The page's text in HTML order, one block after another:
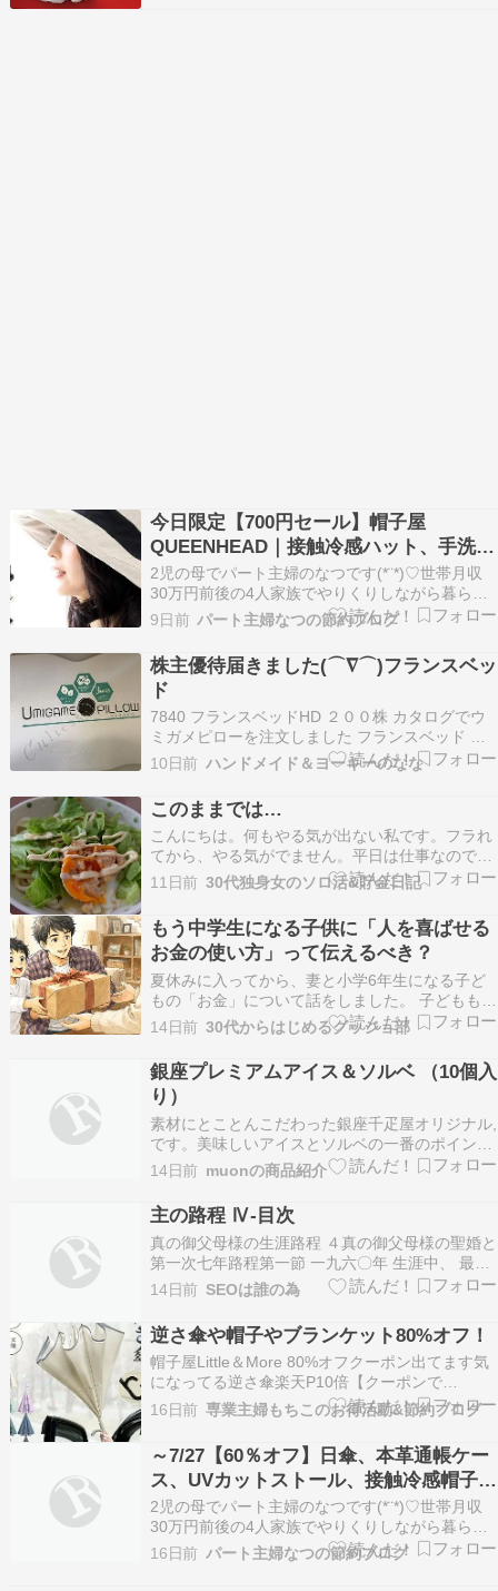
今日限定【700円セール】帽子屋
QUEENHEAD｜接触冷感ハット、手洗い
OK、深さ選べる♡
2児の母でパート主婦のなつです(*¨*)♡世帯月収
30万円前後の4人家族でやりくりしながら暮らし
ています。▷自己紹介本ページはプロモーション
が含まれています こんにちは 帽子屋
QUEENHEADさんで24時間限定！700円セール開
催中です✨～7/30 23:59 7/30限定【…
9日前 パート主婦なつの節約ブログ
株主優待届きました(⌒∇⌒)フランスベッ
ド
7840 フランスベッドHD ２００株 カタログでウ
ミガメピローを注文しました フランスベッド ウ
ミガメピロー 横向き寝 うつ伏せ寝 仰向け寝 枕
まくら キュリエスAg仕様カバー 高さ調整可能 う
みがめピロー リラックス 母の日 父の日 敬老の日
12便 360296000楽…
10日前 ハンドメイド＆ヨーキーのなな
このままでは…
こんにちは。何もやる気が出ない私です。フラれ
てから、やる気がでません。平日は仕事なので朝
ギリギリに起きて、コーヒー牛乳を飲んで出勤し
ています。お腹が空きません。通勤中はいつもな
らYouTubeみたりSNSをみたり忙しいぐらいなの
に、何も見たくなくてぼーっとしています。お昼
もお腹…
11日前 30代独身女のソロ活&貯金日記
もう中学生になる子供に「人を喜ばせる
お金の使い方」って伝えるべき？
夏休みに入ってから、妻と小学6年生になる子ど
もの「お金」について話をしました。 子どもも成
長し、だんだんとお金の価値が分かるようになっ
てきました。 小さい頃なら、100円でも喜んでい
たのに、今では自分の欲しいものがいくらするの
かも分かっています。 成長した証拠ではあるので
すが、そ…
14日前 30代からはじめるグッジョ部
銀座プレミアムアイス＆ソルベ （10個入
り）
素材にとことんこだわった銀座千疋屋オリジナル,
です。美味しいアイスとソルベの一番のポイント
は、「良質の素材」につきます。銀座千疋屋が厳
選した高品質のフルーツは、香り高く芳醇な味わ
いが濃厚なクリームと絶妙に調和しています。銀
座千疋屋 ［3年連続楽天グルメ大賞受賞］［アイ
ス5個 ソ…
14日前 muonの商品紹介
主の路程 Ⅳ-目次
真の御父母様の生涯路程 ４真の御父母様の聖婚と
第一次七年路程第一節 一九六〇年 生涯中、 最大
の実績を残す年となるようにしよう一 一九六〇年
の出発と摂理的意義 歴史的な大変革期一九六〇年
度二 真のお母様の選定とその背景 清州韓氏家門
の韓鶴子お母様 独身三代の母性 再臨準備信仰
の…
14日前 SEOは誰の為
逆さ傘や帽子やブランケット80%オフ！
帽子屋Little＆More 80%オフクーポン出てます気
になってる逆さ傘楽天P10倍【クーポンで
80%OFF】楽天1位 逆さ傘 傘 ワンタッチ開き 手
動閉じ 晴雨兼用 自立式 UVカット 紫外線遮断 遮
熱 遮光 2重構造 晴雨両用 便利ハンズフリー 両手
自由 強風 風に強い …
16日前 専業主婦もちこのお得活動&節約ブログ
～7/27【60％オフ】日傘、本革通帳ケー
ス、UVカットストール、接触冷感帽子な
どお買い得♡
2児の母でパート主婦のなつです(*¨*)♡世帯月収
30万円前後の4人家族でやりくりしながら暮らし
ています。▷自己紹介本ページはプロモーション
が含まれています ????お得なクーポン・エント
16日前 パート主婦なつの節約ブログ